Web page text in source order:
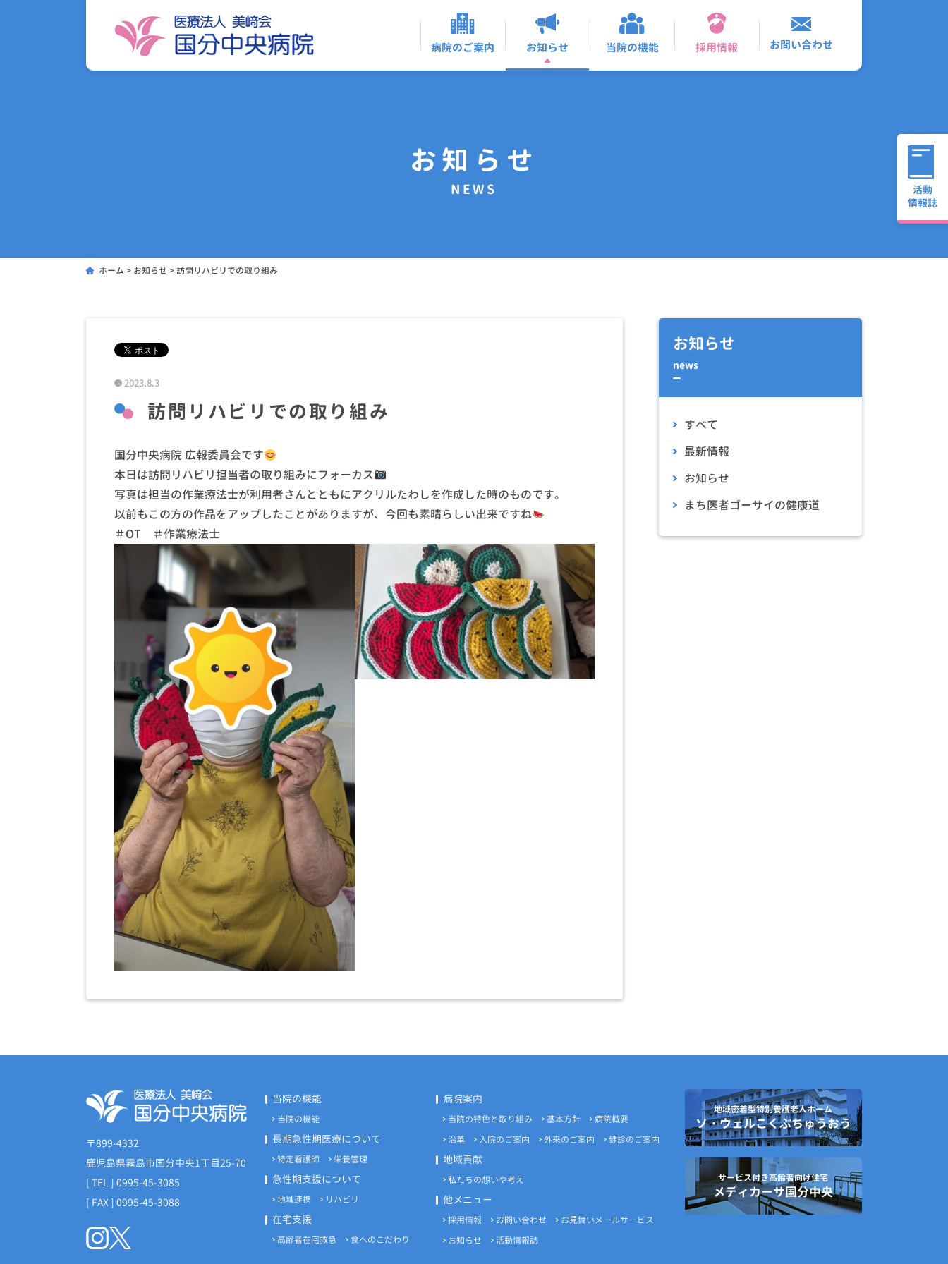
活動
情報誌
病院のご案内 お知らせ 当院の機能 採用情報 お問い合わせ
お知らせ
NEWS
ホーム > お知らせ >訪問リハビリでの取り組み
2023.8.3
訪問リハビリでの取り組み
国分中央病院 広報委員会です
本日は訪問リハビリ担当者の取り組みにフォーカス
写真は担当の作業療法士が利用者さんとともにアクリルたわしを作成した時のものです。
以前もこの方の作品をアップしたことがありますが、今回も素晴らしい出来ですね
＃OT ＃作業療法士
お知らせ
news
すべて
最新情報
お知らせ
まち医者ゴーサイの健康道
〒899-4332
鹿児島県霧島市国分中央1丁目25-70
[ TEL ] 0995-45-3085
[ FAX ] 0995-45-3088
当院の機能
当院の機能
長期急性期医療について
特定看護師 栄養管理
急性期支援について
地域連携 リハビリ
在宅支援
高齢者在宅救急 食へのこだわり
病院案内
当院の特色と取り組み 基本方針
病院概要
沿革
入院のご案内 外来のご案内 健診のご案内
地域貢献
私たちの想いや考え
他メニュー
採用情報 お問い合わせ
お見舞いメールサービス
お知らせ
活動情報誌
地域密着型特別養護老人ホーム
ソ・ウェルこくぶちゅうおう
サービス付き高齢者向け住宅
メディカーサ国分中央